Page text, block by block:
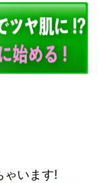
ゃいます!